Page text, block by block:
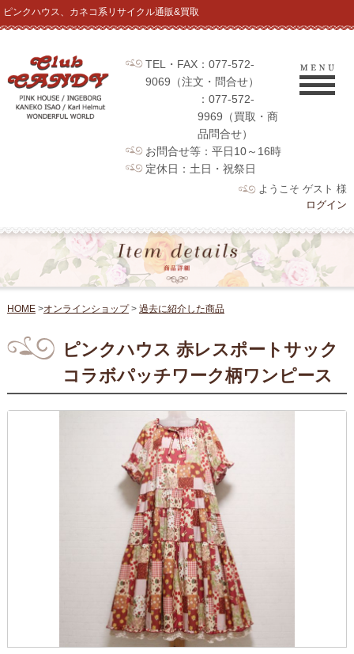
ピンクハウス、カネコ系リサイクル通販&買取
TEL・FAX：077-572-
9069（注文・問合せ）
：077-572-
9969（買取・商
品問合せ）
お問合せ等：平日10～16時
定休日：土日・祝祭日
ようこそ ゲスト 様
ログイン
HOME>オンラインショップ> 過去に紹介した商品
ピンクハウス 赤レスポートサック
コラボパッチワーク柄ワンピース